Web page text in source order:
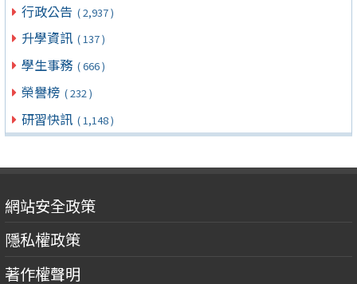
行政公告 ( 2,937 )
升學資訊 ( 137 )
學生事務 ( 666 )
榮譽榜 ( 232 )
研習快訊 ( 1,148 )
網站安全政策
隱私權政策
著作權聲明